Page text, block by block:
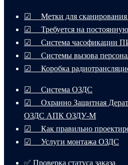
☑ Метки для сканирования
☑ Требуется на постоянную
☑ Система часофикации
☑ Системы вызова
☑ Коробка
☑ Система ОЗДС
☑ Охранно Защитная
ОЗДС АПК ОЗДУ-М
☑ Как правильно
☑ Услуги монтажа ОЗДС
✅ Проверка статуса заказа